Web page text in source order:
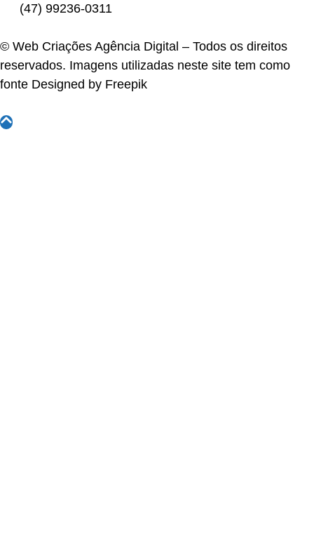
(47) 99236-0311
© Web Criações Agência Digital – Todos os direitos
reservados. Imagens utilizadas neste site tem como
fonte Designed by Freepik